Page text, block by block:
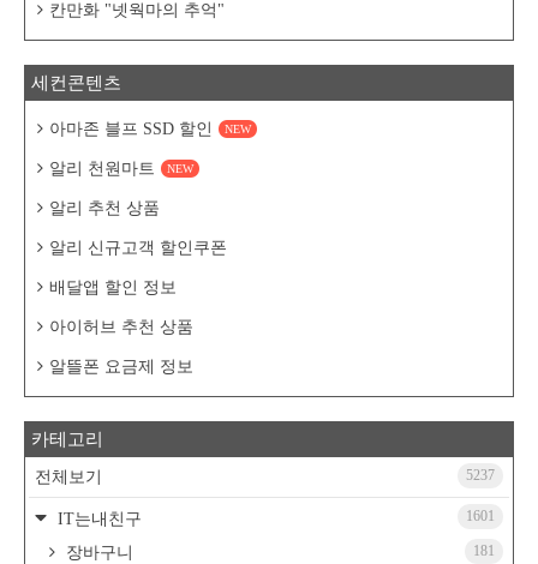
칸만화 "넷웍마의 추억"
세컨콘텐츠
아마존 블프 SSD 할인 NEW
알리 천원마트 NEW
알리 추천 상품
알리 신규고객 할인쿠폰
배달앱 할인 정보
아이허브 추천 상품
알뜰폰 요금제 정보
카테고리
전체보기 5237
IT는내친구 1601
장바구니 181